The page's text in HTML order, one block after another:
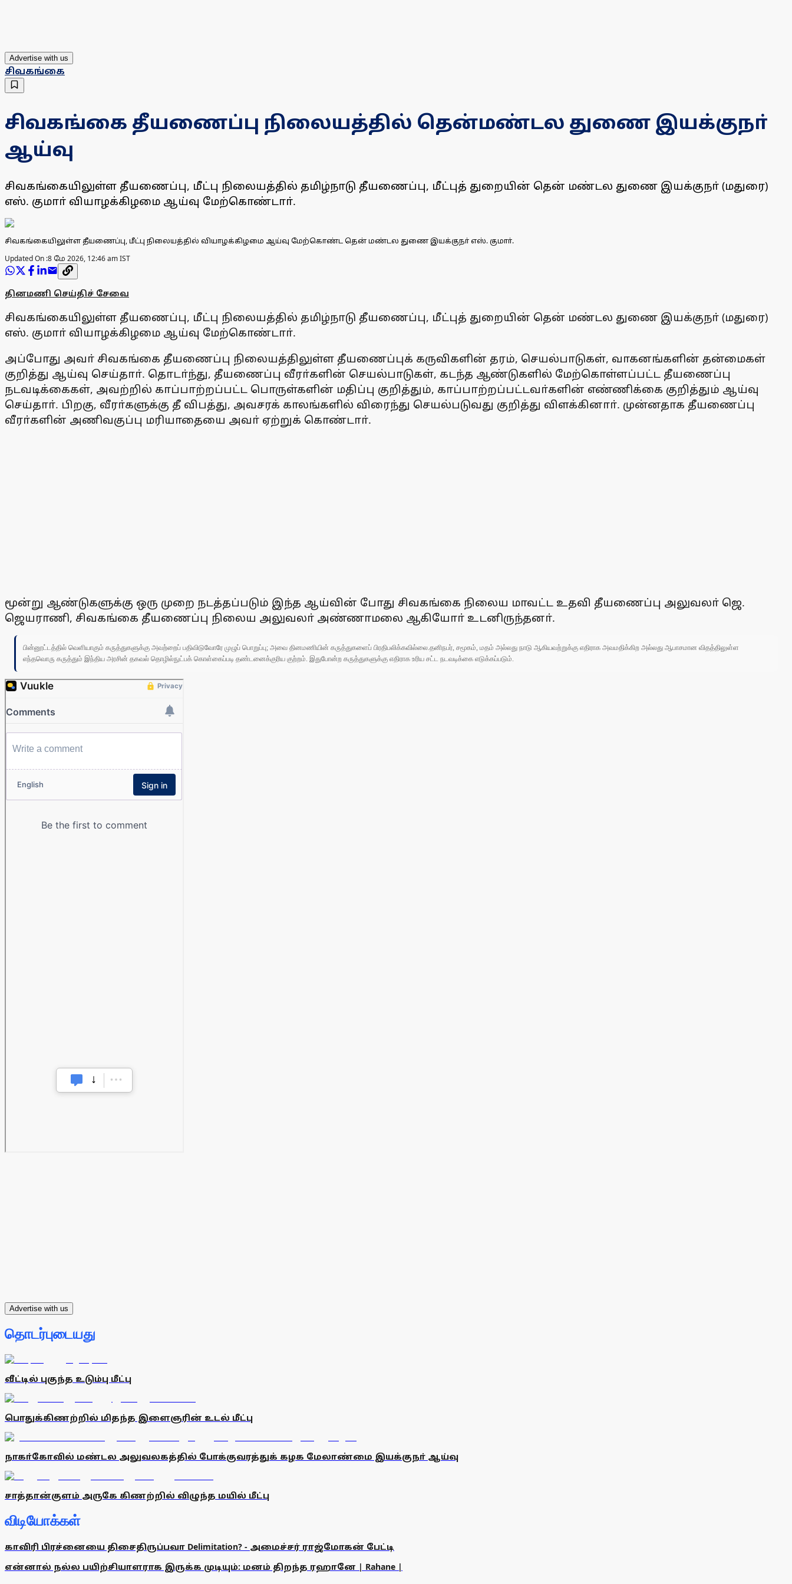
Advertise with us
சிவகங்கை
சிவகங்கை தீயணைப்பு நிலையத்தில் தென்மண்டல துணை இயக்குநா்
ஆய்வு
சிவகங்கையிலுள்ள தீயணைப்பு, மீட்பு நிலையத்தில் தமிழ்நாடு தீயணைப்பு, மீட்புத் துறையின் தென் மண்டல துணை இயக்குநா் (மதுரை)
எஸ். குமாா் வியாழக்கிழமை ஆய்வு மேற்கொண்டாா்.
சிவகங்கையிலுள்ள தீயணைப்பு, மீட்பு நிலையத்தில் வியாழக்கிழமை ஆய்வு மேற்கொண்ட தென் மண்டல துணை இயக்குநா் எஸ். குமாா்.
Updated On :8 மே 2026, 12:46 am IST
தினமணி செய்திச் சேவை
சிவகங்கையிலுள்ள தீயணைப்பு, மீட்பு நிலையத்தில் தமிழ்நாடு தீயணைப்பு, மீட்புத் துறையின் தென் மண்டல துணை இயக்குநா் (மதுரை)
எஸ். குமாா் வியாழக்கிழமை ஆய்வு மேற்கொண்டாா்.
அப்போது அவா் சிவகங்கை தீயணைப்பு நிலையத்திலுள்ள தீயணைப்புக் கருவிகளின் தரம், செயல்பாடுகள், வாகனங்களின் தன்மைகள்
குறித்து ஆய்வு செய்தாா். தொடா்ந்து, தீயணைப்பு வீரா்களின் செயல்பாடுகள், கடந்த ஆண்டுகளில் மேற்கொள்ளப்பட்ட தீயணைப்பு
நடவடிக்கைகள், அவற்றில் காப்பாற்றப்பட்ட பொருள்களின் மதிப்பு குறித்தும், காப்பாற்றப்பட்டவா்களின் எண்ணிக்கை குறித்தும் ஆய்வு
செய்தாா். பிறகு, வீரா்களுக்கு தீ விபத்து, அவசரக் காலங்களில் விரைந்து செயல்படுவது குறித்து விளக்கினாா். முன்னதாக தீயணைப்பு
வீரா்களின் அணிவகுப்பு மரியாதையை அவா் ஏற்றுக் கொண்டாா்.
மூன்று ஆண்டுகளுக்கு ஒரு முறை நடத்தப்படும் இந்த ஆய்வின் போது சிவகங்கை நிலைய மாவட்ட உதவி தீயணைப்பு அலுவலா் ஜெ.
ஜெயராணி, சிவகங்கை தீயணைப்பு நிலைய அலுவலா் அண்ணாமலை ஆகியோா் உடனிருந்தனா்.
பின்னூட்டத்தில் வெளியாகும் கருத்துகளுக்கு அவற்றைப் பதிவிடுவோரே முழுப் பொறுப்பு; அவை தினமணியின் கருத்துகளைப் பிரதிபலிக்கவில்லை.தனிநபர், சமூகம், மதம் அல்லது நாடு ஆகியவற்றுக்கு எதிராக அவமதிக்கிற அல்லது ஆபாசமான விதத்திலுள்ள
எந்தவொரு கருத்தும் இந்திய அரசின் தகவல் தொழில்நுட்பக் கொள்கைப்படி தண்டனைக்குரிய குற்றம். இதுபோன்ற கருத்துகளுக்கு எதிராக உரிய சட்ட நடவடிக்கை எடுக்கப்படும்.
Advertise with us
தொடர்புடையது
வீட்டில் புகுந்த உடும்பு மீட்பு
பொதுக்கிணற்றில் மிதந்த இளைஞரின் உடல் மீட்பு
நாகா்கோவில் மண்டல அலுவலகத்தில் போக்குவரத்துக் கழக மேலாண்மை இயக்குநா் ஆய்வு
சாத்தான்குளம் அருகே கிணற்றில் விழுந்த மயில் மீட்பு
விடியோக்கள்
காவிரி பிரச்னையை திசைதிருப்பவா Delimitation? - அமைச்சர் ராஜ்மோகன் பேட்டி
என்னால் நல்ல பயிற்சியாளராக இருக்க முடியும்: மனம் திறந்த ரஹானே | Rahane |